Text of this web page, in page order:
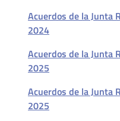
Acuerdos de la Junta
2024
Acuerdos de la Junta
2025
Acuerdos de la Junta
2025